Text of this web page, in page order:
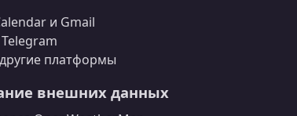
и Gmail
платформы
внешних данных